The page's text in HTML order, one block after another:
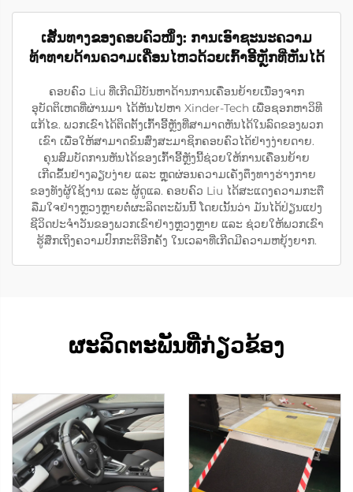
ເສັ້ນທາງຂອງຄອບຄົວໜຶ່ງ: ການເອົາຊະນະຄວາມ
ທ້າທາຍດ້ານຄວາມເຄື່ອນໄຫວດ້ວຍເກົ້າອີ້ຫຼັກທີ່ຫັນໄດ້
ຄອບຄົວ Liu ທີ່ເກີດມີບັນຫາດ້ານການເຄື່ອນຍ້າຍເນື່ອງຈາກ
ອຸບັດຕິເຫດທີ່ຜ່ານມາ ໄດ້ຫັນໄປຫາ Xinder-Tech ເພື່ອຊອກຫາວິທີ
ແກ້ໄຂ. ພວກເຂົາໄດ້ຕິດຕັ້ງເກົ້າອີ້ຫຼັງທີ່ສາມາດຫັນໄດ້ໃນລົດຂອງພວກ
ເຂົາ ເພື່ອໃຫ້ສາມາດຂົນສົ່ງສະມາຊິກຄອບຄົວໄດ້ຢ່າງງ່າຍດາຍ.
ຄຸນສົມບັດການຫັນໄດ້ຂອງເກົ້າອີ້ຫຼັງນີ້ຊ່ວຍໃຫ້ການເຄື່ອນຍ້າຍ
ເກີດຂຶ້ນຢ່າງລຽບງ່າຍ ແລະ ຫຼຸດຜ່ອນຄວາມເຄັ່ງຕຶງທາງຮ່າງກາຍ
ຂອງທັງຜູ້ໃຊ້ງານ ແລະ ຜູ້ດູແລ. ຄອບຄົວ Liu ໄດ້ສະແດງຄວາມກະຕື
ລືມໃຈຢ່າງຫຼວງຫຼາຍຕໍ່ຜະລິດຕະພັນນີ້ ໂດຍເນັ້ນວ່າ ມັນໄດ້ປ່ຽນແປງ
ຊີວິດປະຈຳວັນຂອງພວກເຂົາຢ່າງຫຼວງຫຼາຍ ແລະ ຊ່ວຍໃຫ້ພວກເຂົາ
ຮູ້ສຶກເຖິງຄວາມປົກກະຕິອີກຄັ້ງ ໃນເວລາທີ່ເກີດມີຄວາມຫຍຸ້ງຍາກ.
ຜະລິດຕະພັນທີ່ກ່ຽວຂ້ອງ